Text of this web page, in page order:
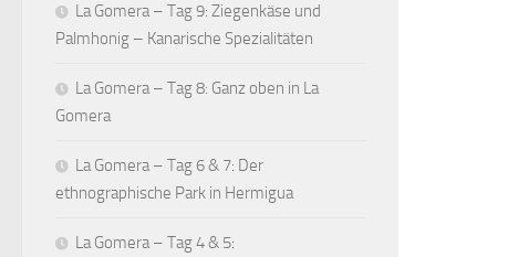
La Gomera – Tag 9: Ziegenkäse und
Palmhonig – Kanarische Spezialitäten
La Gomera – Tag 8: Ganz oben in La
Gomera
La Gomera – Tag 6 & 7: Der
ethnographische Park in Hermigua
La Gomera – Tag 4 & 5: